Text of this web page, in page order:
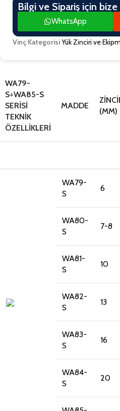
Bilgi ve Sipariş için bize
WhatsApp
Vinç KategorisiYük Zinciri ve
WA79-
S÷WA85-S
SERISI
TEKNIK
ÖZELLIKLERI
MADDE
(MM)
WA79-
S
6
WA80-
S
7-8
WA81-
S
10
WA82-
S
13
WA83-
S
16
WA84-
S
20